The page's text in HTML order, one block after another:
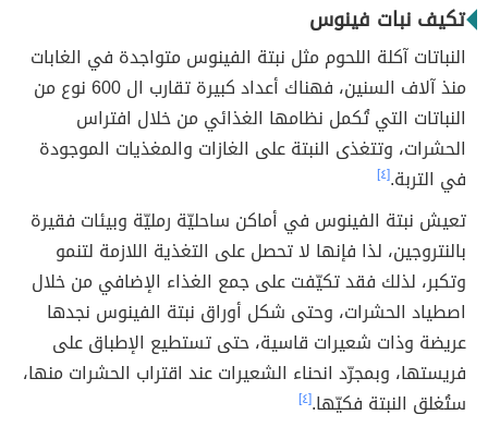
تكيف نبات فينوس
النباتات آكلة اللحوم مثل نبتة الفينوس متواجدة في الغابات
منذ آلاف السنين، فهناك أعداد كبيرة تقارب ال 600 نوع من
النباتات التي تُكمل نظامها الغذائي من خلال افتراس
الحشرات، وتتغذى النبتة على الغازات والمغذيات الموجودة
في التربة.[٤]
تعيش نبتة الفينوس في أماكن ساحليّة رمليّة وبيئات فقيرة
بالنتروجين، لذا فإنها لا تحصل على التغذية اللازمة لتنمو
وتكبر، لذلك فقد تكيّفت على جمع الغذاء الإضافي من خلال
اصطياد الحشرات، وحتى شكل أوراق نبتة الفينوس نجدها
عريضة وذات شعيرات قاسية، حتى تستطيع الإطباق على
فريستها، وبمجرّد انحناء الشعيرات عند اقتراب الحشرات منها،
ستُغلق النبتة فكيّها.[٤]